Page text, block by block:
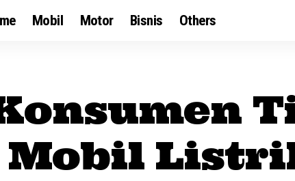
Mobil Motor Bisnis Others
Mobil